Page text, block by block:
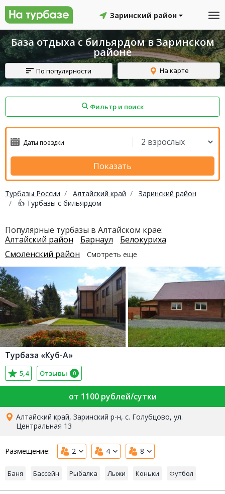
Заринский район
База отдыха с бильярдом в Заринском
районе
По популярности На карте
Фильтр и поиск
Показать
Турбазы России Алтайский край
Заринский район
👍 Турбазы с бильярдом
Популярные турбазы в Алтайском крае:
Алтайский район
Барнаул
Белокуриха
Смоленский район
Смотреть еще
Турбаза «Куб-А»
5,4 Отзывы 0
от 1100 рублей/сутки
Алтайский край, Заринский р-н, с. Голубцово, ул.
Центральная 13
Размещение: 2 4 8
Баня Бассейн Рыбалка Лыжи Коньки Футбол
Смоленский район Топчихинский район
Красноборский район
Онежский район